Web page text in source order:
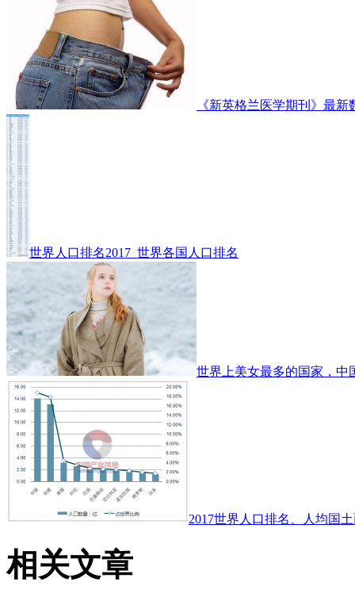
《新英格兰医学期刊》最
世界人口排名2017_世界各国人口排名
世界上美女最多的国家，中
2017世界人口排名、人均国
相关文章